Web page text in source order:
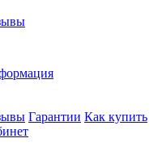
Гарантии Как купить